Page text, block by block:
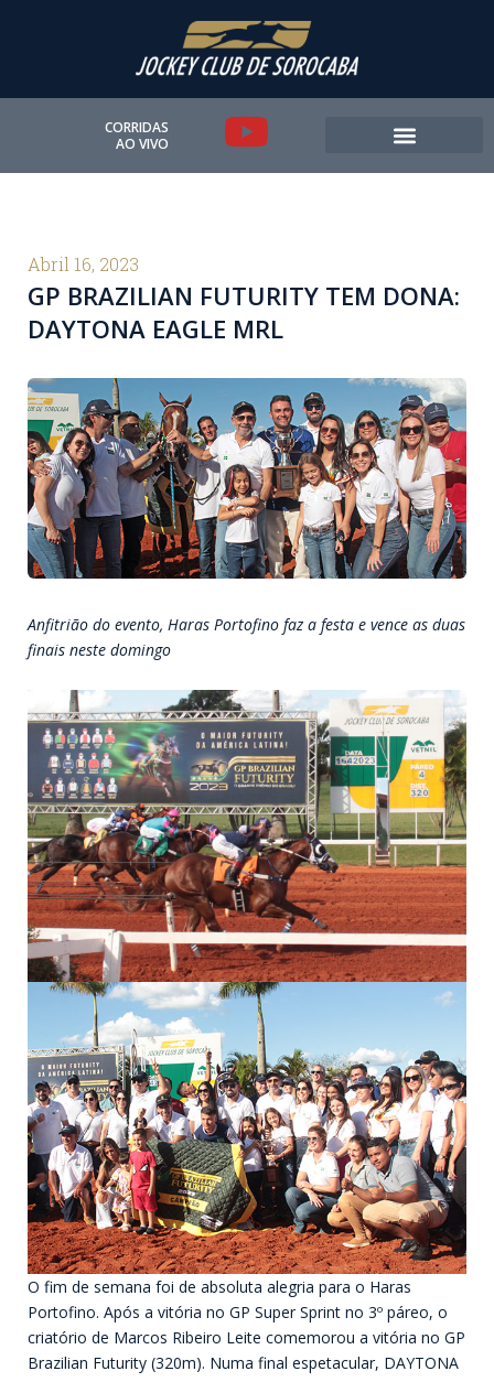
CORRIDAS
AO VIVO
Y
o
u
b
e
Abril 16, 2023
GP BRAZILIAN FUTURITY TEM DONA:
DAYTONA EAGLE MRL
Anfitrião do evento, Haras Portofino faz a festa e vence as duas
finais neste domingo
O fim de semana foi de absoluta alegria para o Haras
Portofino. Após a vitória no GP Super Sprint no 3º páreo, o
criatório de Marcos Ribeiro Leite comemorou a vitória no GP
Brazilian Futurity (320m). Numa final espetacular, DAYTONA